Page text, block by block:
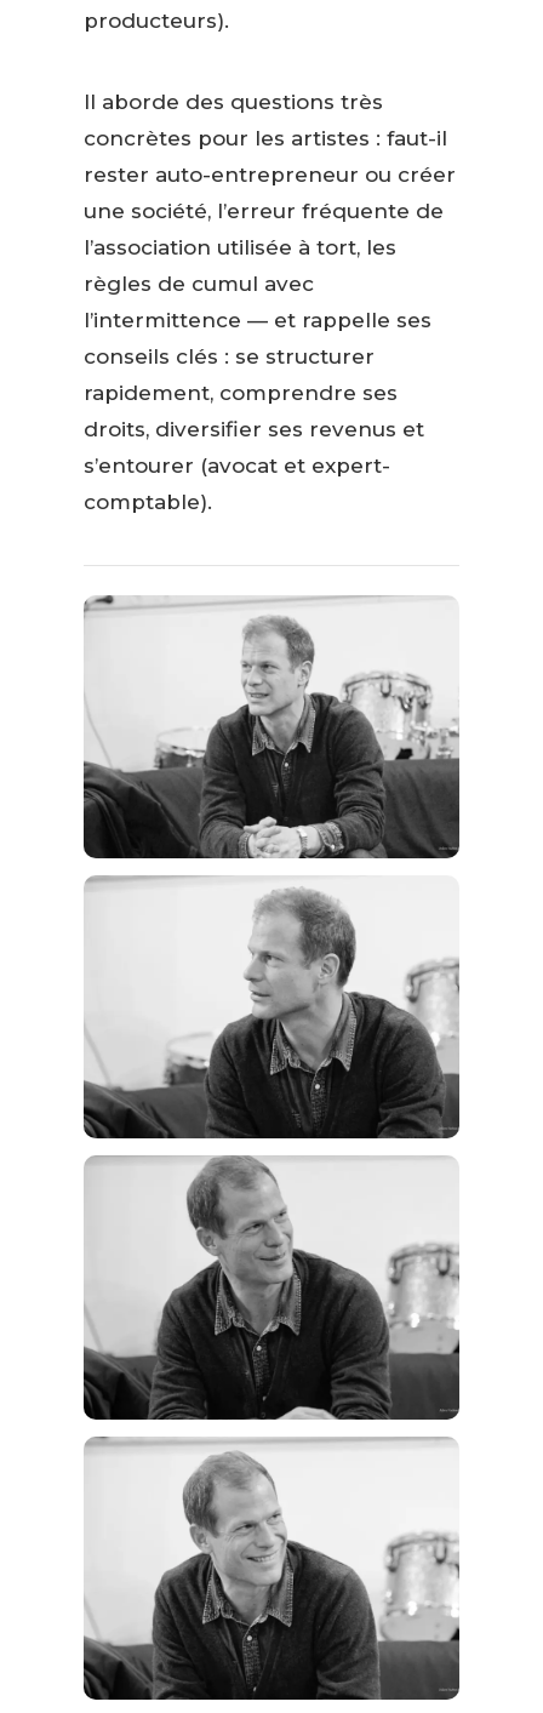
producteurs).
Il aborde des questions très
concrètes pour les artistes : faut-il
rester auto-entrepreneur ou créer
une société, l’erreur fréquente de
l’association utilisée à tort, les
règles de cumul avec
l’intermittence — et rappelle ses
conseils clés : se structurer
rapidement, comprendre ses
droits, diversifier ses revenus et
s’entourer (avocat et expert-
comptable).